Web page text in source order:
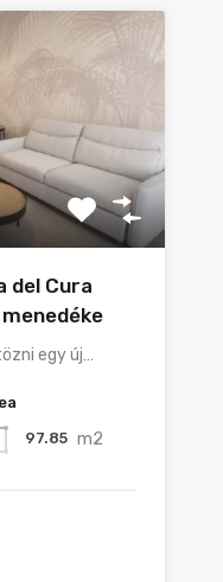
del Cura
egy új…
97.85 m2